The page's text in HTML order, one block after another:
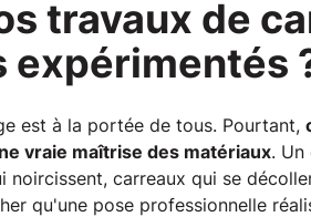
travaux de
expérimentés
est à la portée de tous. Pourtant,
vraie maîtrise des matériaux. Un
carreaux qui se
qu'une pose professionnelle